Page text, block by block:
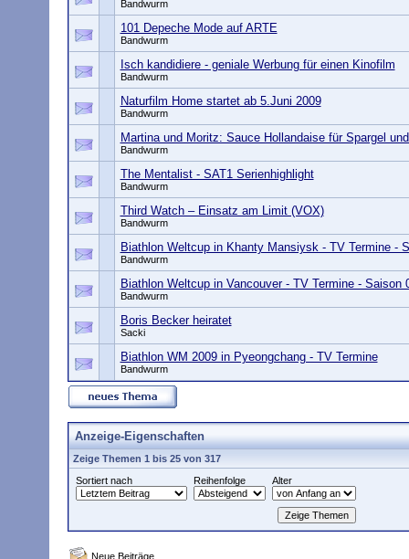
Bandwurm
101 Depeche Mode auf ARTE
Bandwurm
Isch kandidiere - geniale Werbung für einen Kinofilm
Bandwurm
Naturfilm Home startet ab 5.Juni 2009
Bandwurm
Martina und Moritz: Sauce Hollandaise für Spargel
Bandwurm
The Mentalist - SAT1 Serienhighlight
Bandwurm
Third Watch – Einsatz am Limit (VOX)
Bandwurm
Biathlon Weltcup in Khanty Mansiysk - TV Termine -
Bandwurm
Biathlon Weltcup in Vancouver - TV Termine - Saison
Bandwurm
Boris Becker heiratet
Sacki
Biathlon WM 2009 in Pyeongchang - TV Termine
Bandwurm
Anzeige-Eigenschaften
Zeige Themen 1 bis 25 von 317
Sortiert nach
Reihenfolge Alter
Neue Beiträge